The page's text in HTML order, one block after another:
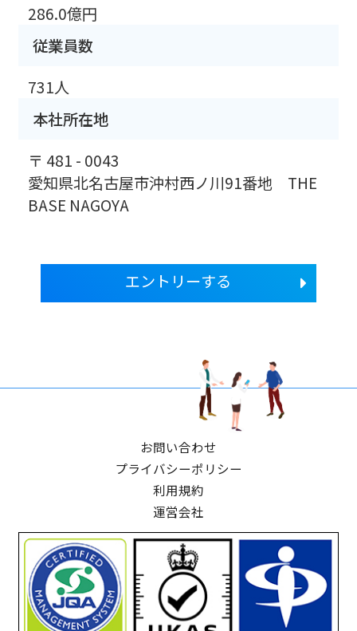
286.0億円
従業員数
731人
本社所在地
〒 481 - 0043
愛知県北名古屋市沖村西ノ川91番地 THE
BASE NAGOYA
エントリーする
お問い合わせ
プライバシーポリシー
利用規約
運営会社